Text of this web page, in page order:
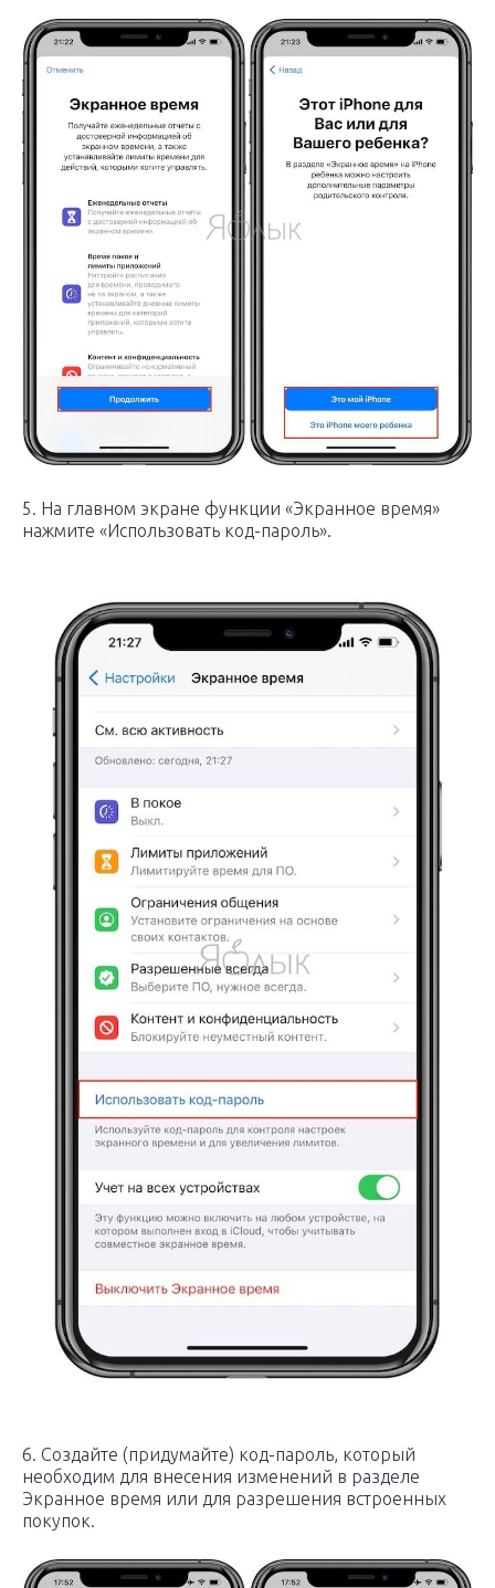
5. На главном экране функции «Экранное время»
нажмите «Использовать код-пароль».
6. Создайте (придумайте) код-пароль, который
необходим для внесения изменений в разделе
Экранное время или для разрешения встроенных
покупок.